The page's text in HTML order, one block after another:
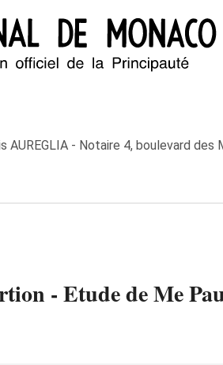
- Notaire 4, boulevard des
- Etude de Me